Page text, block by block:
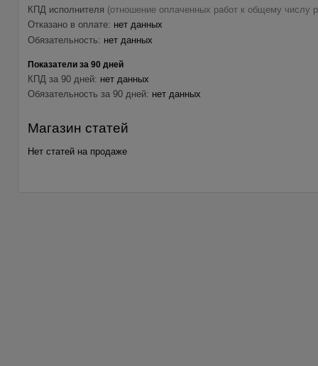
КПД исполнителя (отношение оплаченных работ к общему числу
Отказано в оплате: нет данных
Обязательность: нет данных
Показатели за 90 дней
КПД за 90 дней: нет данных
Обязательность за 90 дней: нет данных
Магазин статей
Нет статей на продаже